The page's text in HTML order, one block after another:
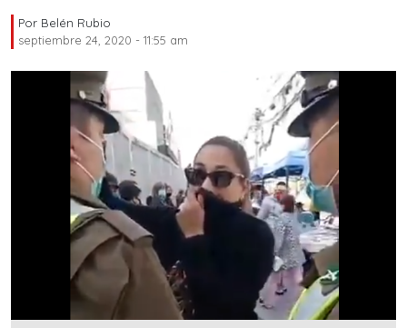
Por Belén Rubio
septiembre 24, 2020 - 11:55 am